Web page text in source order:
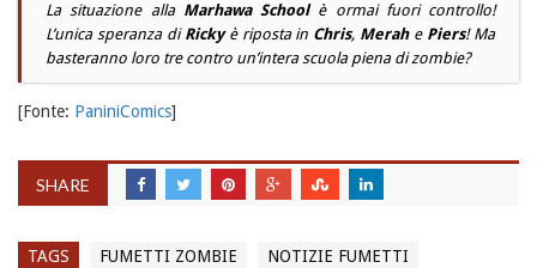
La situazione alla Marhawa Schoolè ormai fuori controllo!
L’unica speranza di Rickyè riposta in Chris, Merahe Piers! Ma
basteranno loro tre contro un’intera scuola piena di zombie?
[Fonte: PaniniComics]
SHARE
TAGS FUMETTI ZOMBIE
NOTIZIE FUMETTI